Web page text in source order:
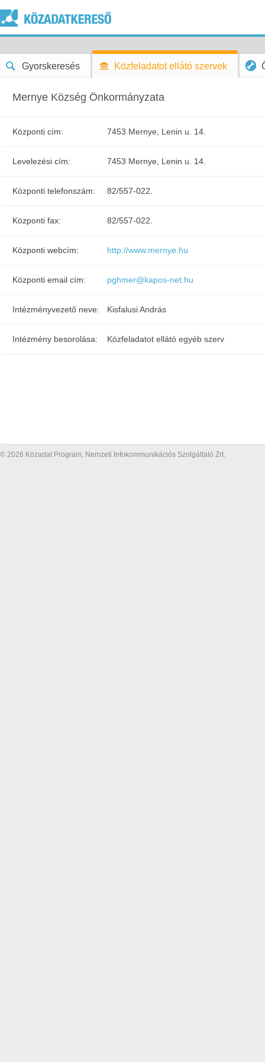
Gyorskeresés Közfeladatot ellátó szervek
Mernye Község Önkormányzata
Központi cím: 7453 Mernye, Lenin u. 14.
Levelezési cím: 7453 Mernye, Lenin u. 14.
Központi telefonszám: 82/557-022.
Központi fax: 82/557-022.
Központi webcím: http://www.mernye.hu
Központi email cím: pghmer@kapos-net.hu
Intézményvezető neve: Kisfalusi András
Intézmény besorolása: Közfeladatot ellátó egyéb szerv
© 2026 Közadat Program, Nemzeti Infokommunikációs Szolgáltató Zrt.